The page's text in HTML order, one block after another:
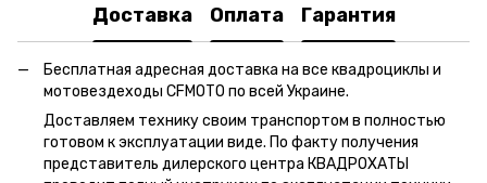
Доставка Оплата Гарантия
Бесплатная адресная доставка на все квадроциклы и
мотовездеходы CFMOTO по всей Украине.
Доставляем технику своим транспортом в полностью
готовом к эксплуатации виде. По факту получения
представитель дилерского центра КВАДРОХАТЫ